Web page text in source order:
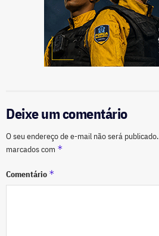
Deixe um comentário
O seu endereço de e-mail não será publicado.
marcados com *
Comentário *